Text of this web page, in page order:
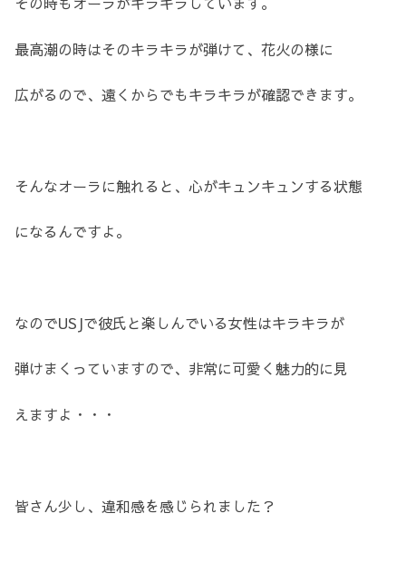
最高潮の時はそのキラキラが弾けて、花火の様に
広がるので、遠くからでもキラキラが確認できます。
そんなオーラに触れると、心がキュンキュンする状態
になるんですよ。
なのでUSJで彼氏と楽しんでいる女性はキラキラが
弾けまくっていますので、非常に可愛く魅力的に見
えますよ・・・
皆さん少し、違和感を感じられました？